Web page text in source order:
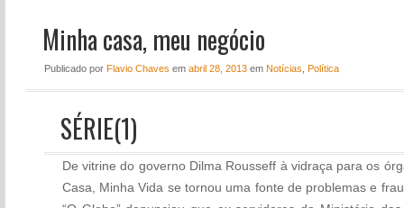
NOTÍCIAS
CONTATO
Minha casa, meu negócio
Publicado por Flavio Chaves em abril 28, 2013em Notícias Política
SÉRIE(1)
De vitrine do governo Dilma Rousseff à vidraça para os
Casa, Minha Vida se tornou uma fonte de problemas e